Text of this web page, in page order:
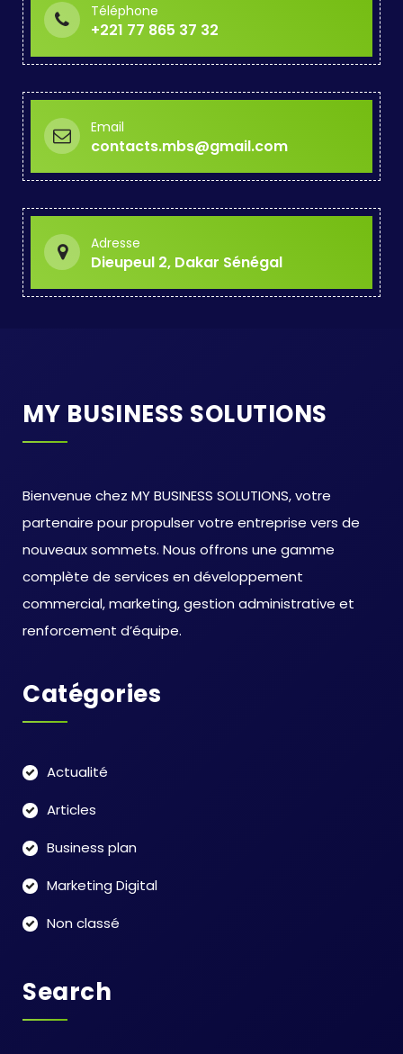
Téléphone
+221 77 865 37 32
Email
contacts.mbs@gmail.com
Adresse
Dieupeul 2, Dakar Sénégal
MY BUSINESS SOLUTIONS
Bienvenue chez MY BUSINESS SOLUTIONS, votre
partenaire pour propulser votre entreprise vers de
nouveaux sommets. Nous offrons une gamme
complète de services en développement
commercial, marketing, gestion administrative et
renforcement d’équipe.
Catégories
Actualité
Articles
Business plan
Marketing Digital
Non classé
Search